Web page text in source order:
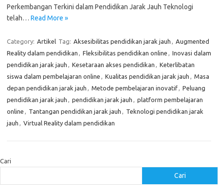
Perkembangan Terkini dalam Pendidikan Jarak Jauh Teknologi
telah… Read More »
Category: Artikel Tag: Aksesibilitas pendidikan jarak jauh , Augmented
Reality dalam pendidikan , Fleksibilitas pendidikan online , Inovasi dalam
pendidikan jarak jauh , Kesetaraan akses pendidikan , Keterlibatan
siswa dalam pembelajaran online , Kualitas pendidikan jarak jauh , Masa
depan pendidikan jarak jauh , Metode pembelajaran inovatif, Peluang
pendidikan jarak jauh , pendidikan jarak jauh , platform pembelajaran
online , Tantangan pendidikan jarak jauh , Teknologi pendidikan jarak
jauh , Virtual Reality dalam pendidikan
Cari
Cari